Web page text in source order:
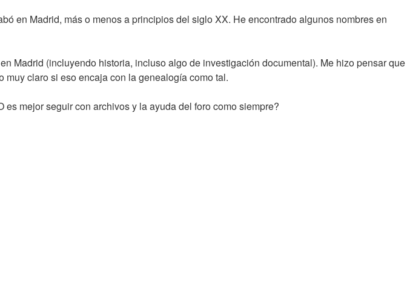
en Madrid, más o menos a principios del siglo XX. He encontrado algunos nombres en
Madrid (incluyendo historia, incluso algo de investigación documental). Me hizo pensar que
claro si eso encaja con la genealogía como tal.
mejor seguir con archivos y la ayuda del foro como siempre?